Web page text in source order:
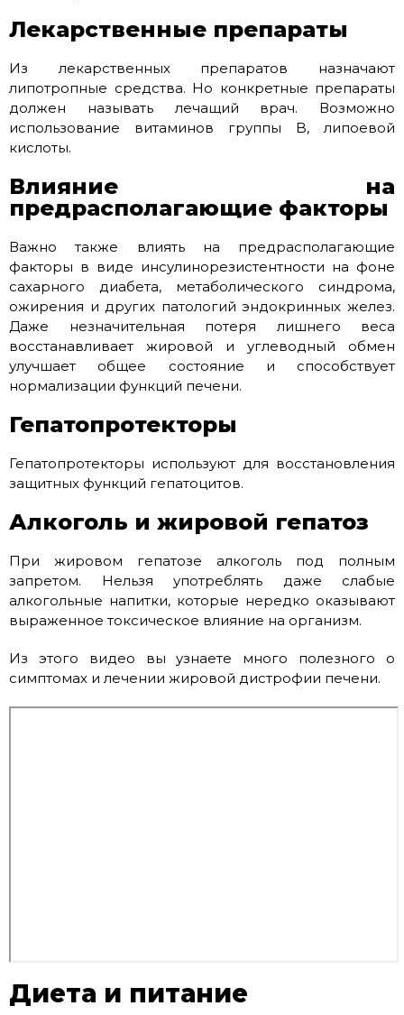
Лекарственные препараты
Из лекарственных препаратов назначают
липотропные средства. Но конкретные препараты
должен называть лечащий врач. Возможно
использование витаминов группы B, липоевой
кислоты.
Влияние на
предрасполагающие факторы
Важно также влиять на предрасполагающие
факторы в виде инсулинорезистентности на фоне
сахарного диабета, метаболического синдрома,
ожирения и других патологий эндокринных желез.
Даже незначительная потеря лишнего веса
восстанавливает жировой и углеводный обмен
улучшает общее состояние и способствует
нормализации функций печени.
Гепатопротекторы
Гепатопротекторы используют для восстановления
защитных функций гепатоцитов.
Алкоголь и жировой гепатоз
При жировом гепатозе алкоголь под полным
запретом. Нельзя употреблять даже слабые
алкогольные напитки, которые нередко оказывают
выраженное токсическое влияние на организм.
Из этого видео вы узнаете много полезного о
симптомах и лечении жировой дистрофии печени.
Диета и питание